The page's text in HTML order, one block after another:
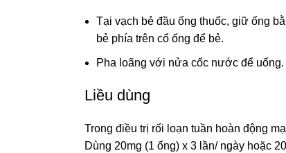
Tại vạch bẻ đầu ống thuốc, giữ ống
bẻ phía trên cổ ống để bẻ.
Pha loãng với nửa cốc nước để uống.
Liều dùng
Trong điều trị rối loạn tuần hoàn động
Dùng 20mg (1 ống) x 3 lần/ ngày hoặc